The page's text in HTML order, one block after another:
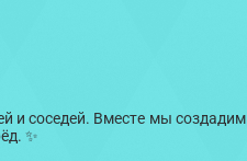
и соседей. Вместе мы создадим
✨